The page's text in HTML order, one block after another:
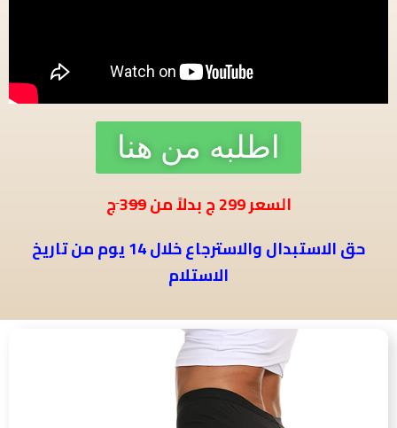
اطلبه من هنا
السعر299ج بدلاً من 399
حق الاستبدال والاسترجاع خلال 14 يوم من تاريخ
الاستلام